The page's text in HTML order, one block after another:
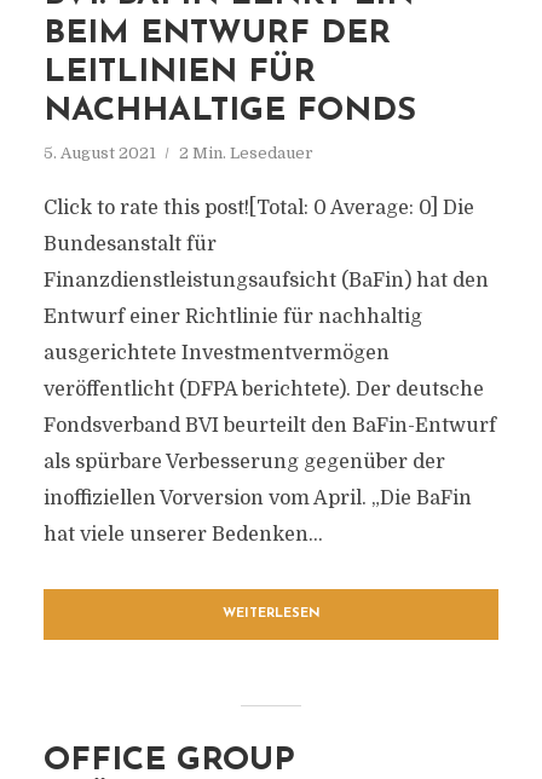
BEIM ENTWURF DER
LEITLINIEN FÜR
NACHHALTIGE FONDS
5. August 2021 2 Min. Lesedauer
Click to rate this post![Total: 0 Average: 0] Die
Bundesanstalt für
Finanzdienstleistungsaufsicht (BaFin) hat den
Entwurf einer Richtlinie für nachhaltig
ausgerichtete Investmentvermögen
veröffentlicht (DFPA berichtete). Der deutsche
Fondsverband BVI beurteilt den BaFin-Entwurf
als spürbare Verbesserung gegenüber der
inoffiziellen Vorversion vom April. „Die BaFin
hat viele unserer Bedenken...
WEITERLESEN
OFFICE GROUP